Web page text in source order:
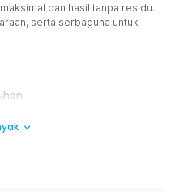
dan hasil tanpa residu.
serta serbaguna untuk
mengelap kaca dan meja.